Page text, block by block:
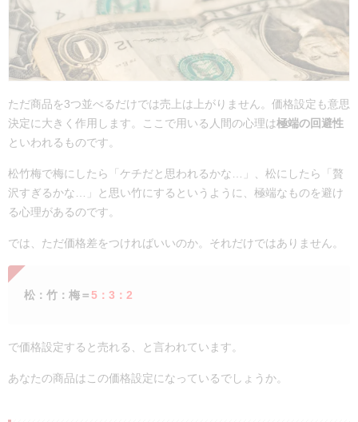
ただ商品を3つ並べるだけでは売上は上がりません。価格設定も意思
決定に大きく作用します。ここで用いる人間の心理は極端の回避性
といわれるものです。
松竹梅で梅にしたら「ケチだと思われるかな…」、松にしたら「贅
沢すぎるかな…」と思い竹にするというように、極端なものを避け
る心理があるのです。
では、ただ価格差をつければいいのか。それだけではありません。
松：竹：梅＝5：3：2
で価格設定すると売れる、と言われています。
あなたの商品はこの価格設定になっているでしょうか。